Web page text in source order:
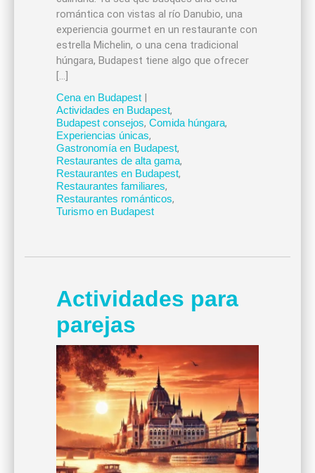
romántica con vistas al río Danubio, una
experiencia gourmet en un restaurante con
estrella Michelin, o una cena tradicional
húngara, Budapest tiene algo que ofrecer
[…]
Cena en Budapest|
Actividades en Budapest,
Budapest consejos, Comida húngara,
Experiencias únicas,
Gastronomía en Budapest,
Restaurantes de alta gama,
Restaurantes en Budapest,
Restaurantes familiares,
Restaurantes románticos,
Turismo en Budapest
Actividades para
parejas